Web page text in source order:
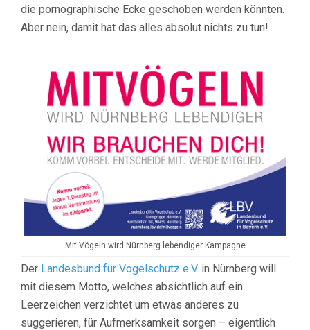
die pornographische Ecke geschoben werden könnten.
Aber nein, damit hat das alles absolut nichts zu tun!
Mit Vögeln wird Nürnberg lebendiger Kampagne
Der Landesbund für Vogelschutz e.V. in Nürnberg will
mit diesem Motto, welches absichtlich auf ein
Leerzeichen verzichtet um etwas anderes zu
suggerieren, für Aufmerksamkeit sorgen – eigentlich